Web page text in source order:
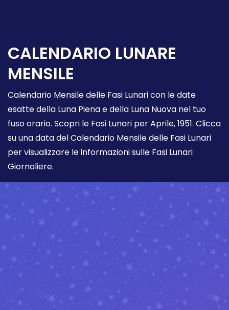
CALENDARIO LUNARE
MENSILE
Calendario Mensile delle Fasi Lunari con le date
esatte della Luna Piena e della Luna Nuova nel tuo
fuso orario. Scopri le Fasi Lunari per Aprile, 1951. Clicca
su una data del Calendario Mensile delle Fasi Lunari
per visualizzare le informazioni sulle Fasi Lunari
Giornaliere.